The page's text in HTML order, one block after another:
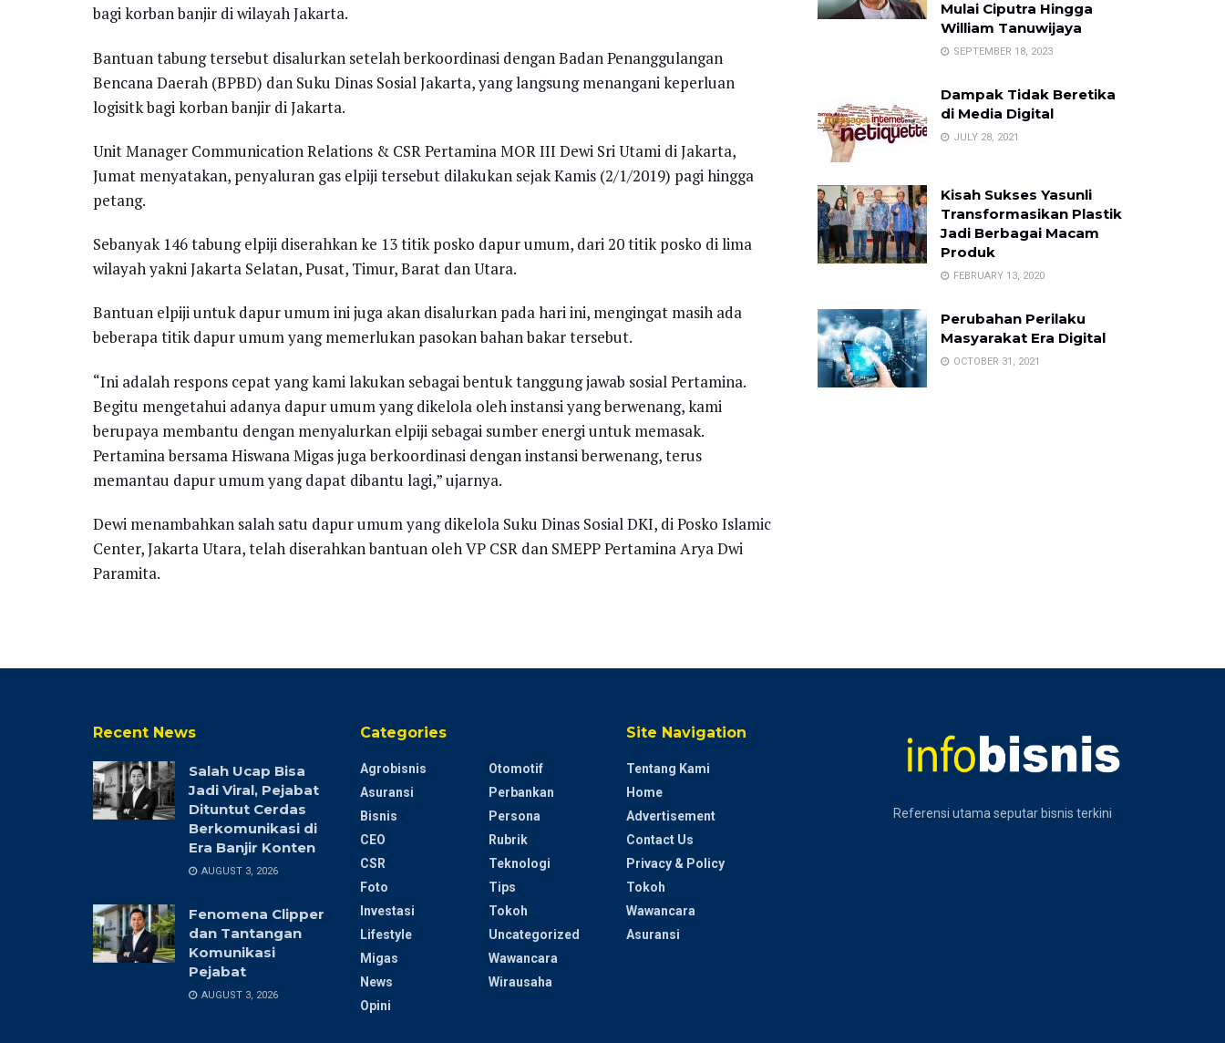
bagi korban banjir di wilayah Jakarta.
Bantuan tabung tersebut disalurkan setelah berkoordinasi dengan Badan Penanggulangan
Bencana Daerah (BPBD) dan Suku Dinas Sosial Jakarta, yang langsung menangani keperluan
logisitk bagi korban banjir di Jakarta.
Unit Manager Communication Relations & CSR Pertamina MOR III Dewi Sri Utami di Jakarta,
Jumat menyatakan, penyaluran gas elpiji tersebut dilakukan sejak Kamis (2/1/2019) pagi hingga
petang.
Sebanyak 146 tabung elpiji diserahkan ke 13 titik posko dapur umum, dari 20 titik posko di lima
wilayah yakni Jakarta Selatan, Pusat, Timur, Barat dan Utara.
Bantuan elpiji untuk dapur umum ini juga akan disalurkan pada hari ini, mengingat masih ada
beberapa titik dapur umum yang memerlukan pasokan bahan bakar tersebut.
“Ini adalah respons cepat yang kami lakukan sebagai bentuk tanggung jawab sosial Pertamina.
Begitu mengetahui adanya dapur umum yang dikelola oleh instansi yang berwenang, kami
berupaya membantu dengan menyalurkan elpiji sebagai sumber energi untuk memasak.
Pertamina bersama Hiswana Migas juga berkoordinasi dengan instansi berwenang, terus
memantau dapur umum yang dapat dibantu lagi,” ujarnya.
Dewi menambahkan salah satu dapur umum yang dikelola Suku Dinas Sosial DKI, di Posko Islamic
Center, Jakarta Utara, telah diserahkan bantuan oleh VP CSR dan SMEPP Pertamina Arya Dwi
Paramita.
Mulai Ciputra Hingga
William Tanuwijaya
SEPTEMBER 18, 2023
Dampak Tidak Beretika
di Media Digital
JULY 28, 2021
Kisah Sukses Yasunli
Transformasikan Plastik
Jadi Berbagai Macam
Produk
FEBRUARY 13, 2020
Perubahan Perilaku
Masyarakat Era Digital
OCTOBER 31, 2021
Recent News
Salah Ucap Bisa
Jadi Viral, Pejabat
Dituntut Cerdas
Berkomunikasi di
Era Banjir Konten
AUGUST 3, 2026
Fenomena Clipper
dan Tantangan
Komunikasi
Pejabat
AUGUST 3, 2026
Categories
Agrobisnis
Asuransi
Bisnis
CEO
CSR
Foto
Investasi
Lifestyle
Migas
News
Opini
Otomotif
Perbankan
Persona
Rubrik
Teknologi
Tips
Tokoh
Uncategorized
Wawancara
Wirausaha
Site Navigation
Tentang Kami
Home
Advertisement
Contact Us
Privacy & Policy
Tokoh
Wawancara
Asuransi
Referensi utama seputar bisnis terkini